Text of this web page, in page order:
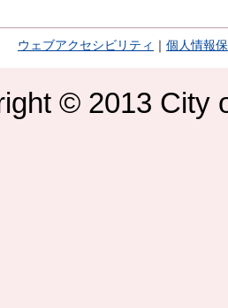
ウェブアクセシビリティ 個人情報
© 2013 City